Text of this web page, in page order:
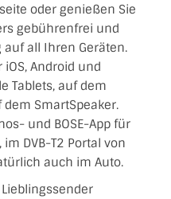
oder genießen Sie
gebührenfrei und
all Ihren Geräten.
Android und
Tablets, auf dem
SmartSpeaker.
und BOSE-App für
DVB-T2 Portal von
auch im Auto.